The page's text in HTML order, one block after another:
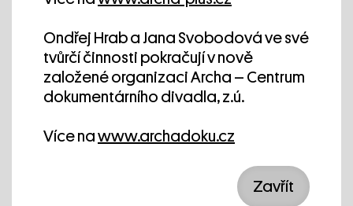
Ondřej Hrab a Jana Svobodová ve své
tvůrčí činnosti pokračují v nově
založené organizaci Archa – Centrum
dokumentárního divadla, z.ú.
Více nawww.archadoku.cz
Zavřít
AKCENT 2023
AKCENT, festival dokumentárního divadla,
bude letos naposledy v budově Na Poříčí 26.
AKCENT vznikl před 13 lety proto, aby české
být dokumentární divadlo. V průběhu všech
divadla, které oslavuje autenticitu na scéně.
Jako kurátory a dramaturgy nás vždy